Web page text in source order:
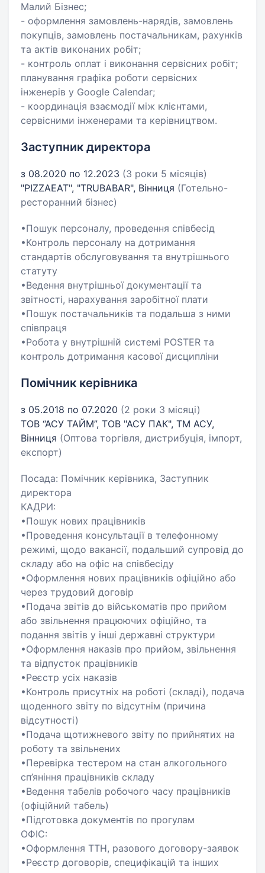
Малий Бізнес;
- оформлення замовлень-нарядів, замовлень
покупців, замовлень постачальникам, рахунків
та актів виконаних робіт;
- контроль оплат і виконання сервісних робіт;
планування графіка роботи сервісних
інженерів у Google Calendar;
- координація взаємодії між клієнтами,
сервісними інженерами та керівництвом.
Заступник директора
з 08.2020 по 12.2023 (3 роки 5 місяців)
"PIZZAEAT", "TRUBABAR", Вінниця (Готельно-
ресторанний бізнес)
•Пошук персоналу, проведення співбесід
•Контроль персоналу на дотримання
стандартів обслуговування та внутрішнього
статуту
•Ведення внутрішньої документації та
звітності, нарахування заробітної плати
•Пошук постачальників та подальша з ними
співпраця
•Робота у внутрішній системі POSTER та
контроль дотримання касової дисципліни
Помічник керівника
з 05.2018 по 07.2020 (2 роки 3 місяці)
ТОВ “АСУ ТАЙМ”, ТОВ "АСУ ПАК", ТМ АСУ,
Вінниця (Оптова торгівля, дистрибуція, імпорт,
експорт)
Посада: Помічник керівника, Заступник
директора
КАДРИ:
•Пошук нових працівників
•Проведення консультації в телефонному
режимі, щодо вакансії, подальший супровід до
складу або на офіс на співбесіду
•Оформлення нових працівників офіційно або
через трудовий договір
•Подача звітів до військоматів про прийом
або звільнення працюючих офіційно, та
подання звітів у інші державні структури
•Оформлення наказів про прийом, звільнення
та відпусток працівників
•Реєстр усіх наказів
•Контроль присутніх на роботі (складі), подача
щоденного звіту по відсутнім (причина
відсутності)
•Подача щотижневого звіту по прийнятих на
роботу та звільнених
•Перевірка тестером на стан алкогольного
сп’яніння працівників складу
•Ведення табелів робочого часу працівників
(офіційний табель)
•Підготовка документів по прогулам
ОФІС:
•Оформлення ТТН, разового договору-заявок
•Реєстр договорів, специфікацій та інших